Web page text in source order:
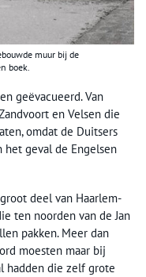
muur bij de
boek.
geëvacueerd. Van
en Velsen die
omdat de Duitsers
geval de Engelsen
deel van Haarlem-
ten noorden van de Jan
pakken. Meer dan
moesten maar bij
hadden die zelf grote